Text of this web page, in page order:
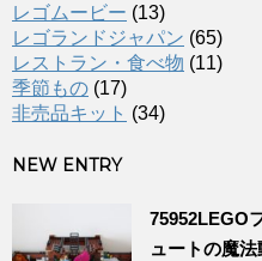
レゴムービー (13)
レゴランドジャパン (65)
レストラン・食べ物 (11)
季節もの (17)
非売品キット (34)
NEW ENTRY
75952LEGO
ュートの魔